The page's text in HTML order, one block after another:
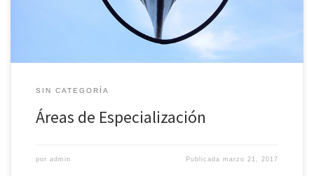
Gobierno del 10 de […]
SIN CATEGORÍA
Áreas de Especialización
por admin Publicadamarzo 21, 2017